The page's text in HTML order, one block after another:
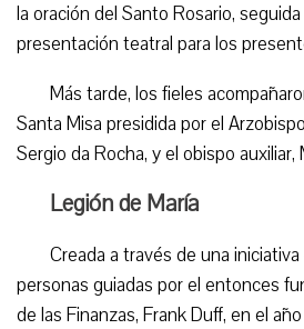
la oración del Santo Rosario,
presentación teatral para los
Más tarde, los fieles
Santa Misa presidida por el
Sergio da Rocha, y el obispo auxiliar,
Legión de María
Creada a través de una
personas guiadas por el entonces
de las Finanzas, Frank Duff, en el